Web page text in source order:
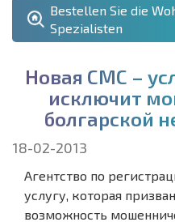
Bestellen Sie die
Spezialisten
Новая СМС – ус
исключит мо
болгарской н
18-02-2013
Агентство по
услугу, которая
возможность